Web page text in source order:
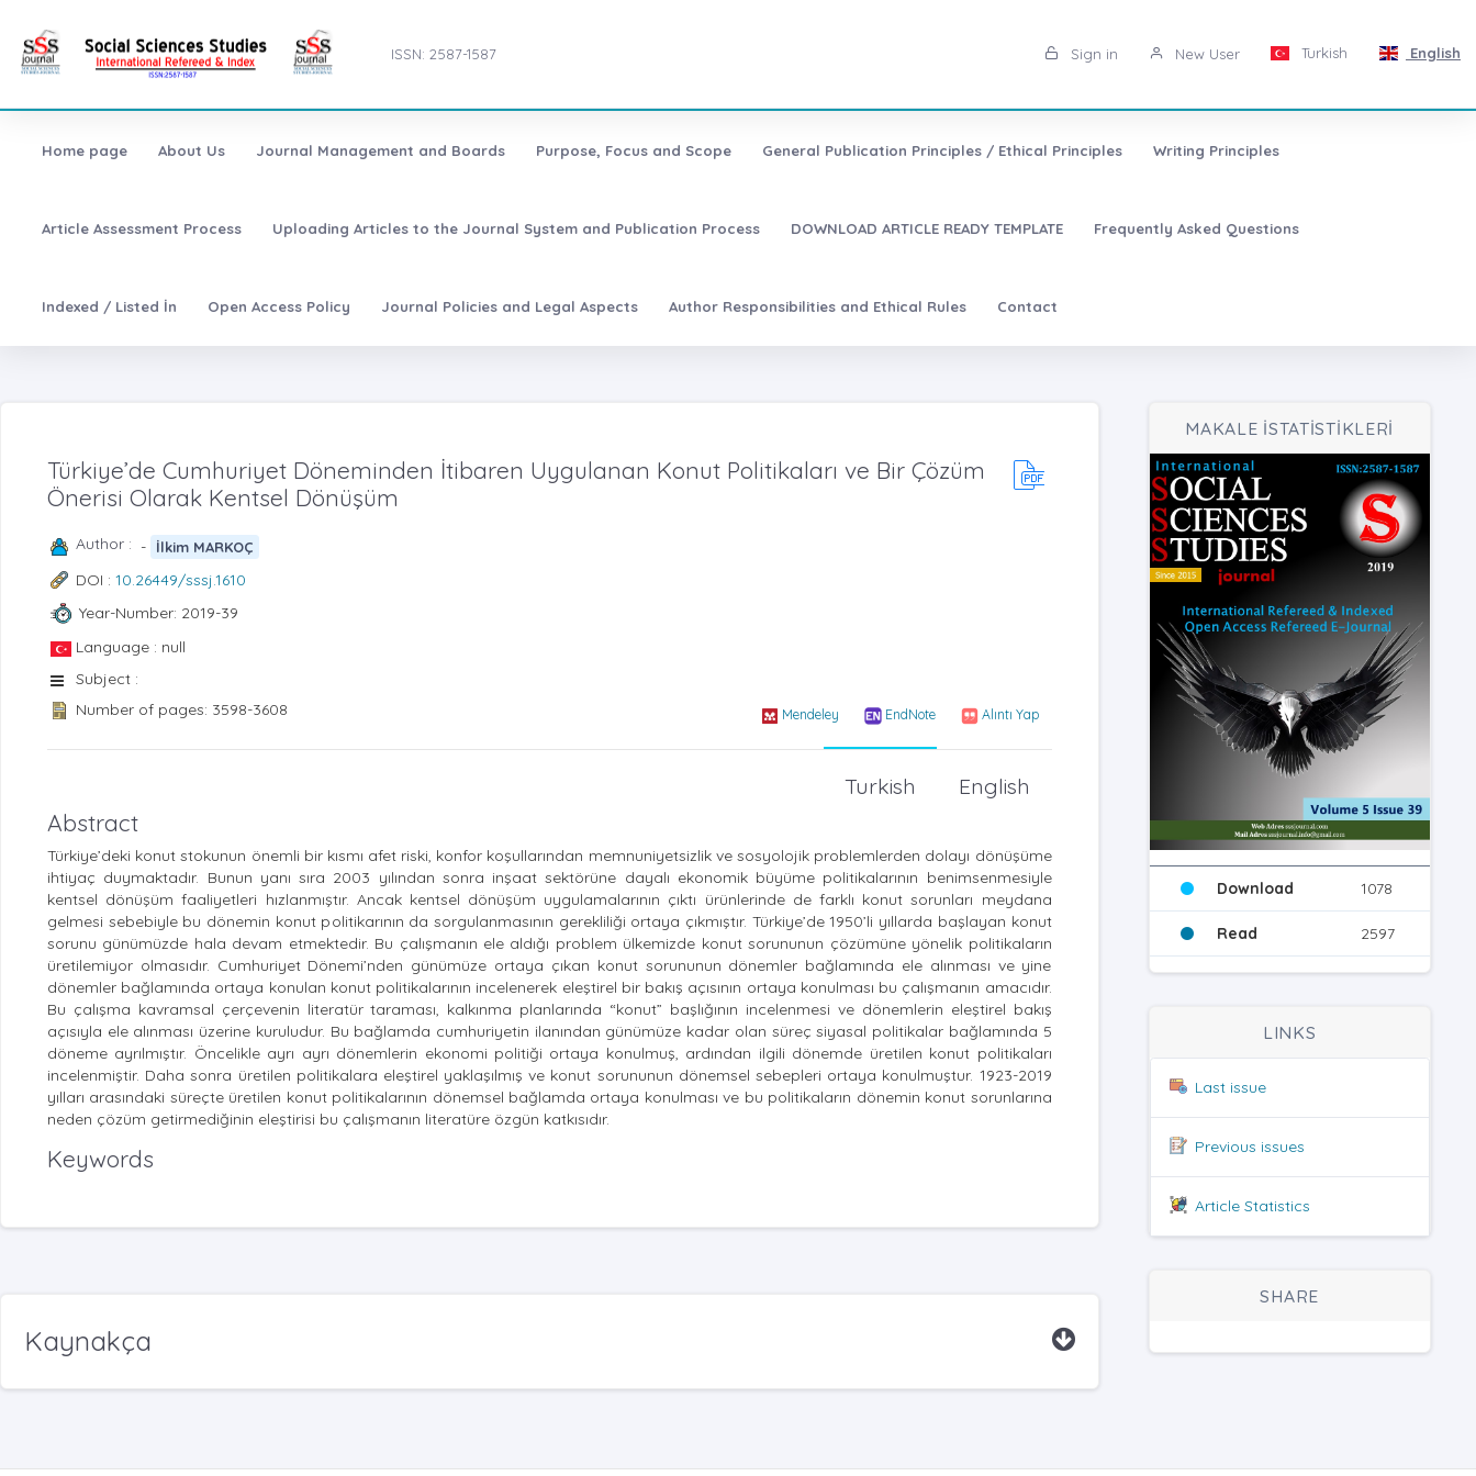
ISSN: 2587-1587 Sign in New User Turkish English
Home page About Us Journal Management and Boards Purpose, Focus and Scope General Publication Principles / Ethical Principles Writing Principles
Article Assessment Process Uploading Articles to the Journal System and Publication Process DOWNLOAD ARTICLE READY TEMPLATE Frequently Asked Questions
Indexed / Listed İn Open Access Policy Journal Policies and Legal Aspects Author Responsibilities and Ethical Rules Contact
Türkiye’de Cumhuriyet Döneminden İtibaren Uygulanan Konut Politikaları ve Bir Çözüm
Önerisi Olarak Kentsel Dönüşüm
Author : - İlkim MARKOÇ
DOI : 10.26449/sssj.1610
Year-Number: 2019-39
Language : null
Subject :
Number of pages: 3598-3608
Mendeley EndNote Alıntı Yap
English
Turkish
Abstract
Türkiye’deki konut stokunun önemli bir kısmı afet riski, konfor koşullarından memnuniyetsizlik ve sosyolojik problemlerden dolayı dönüşüme
ihtiyaç duymaktadır. Bunun yanı sıra 2003 yılından sonra inşaat sektörüne dayalı ekonomik büyüme politikalarının benimsenmesiyle
kentsel dönüşüm faaliyetleri hızlanmıştır. Ancak kentsel dönüşüm uygulamalarının çıktı ürünlerinde de farklı konut sorunları meydana
gelmesi sebebiyle bu dönemin konut politikarının da sorgulanmasının gerekliliği ortaya çıkmıştır. Türkiye’de 1950’li yıllarda başlayan konut
sorunu günümüzde hala devam etmektedir. Bu çalışmanın ele aldığı problem ülkemizde konut sorununun çözümüne yönelik politikaların
üretilemiyor olmasıdır. Cumhuriyet Dönemi’nden günümüze ortaya çıkan konut sorununun dönemler bağlamında ele alınması ve yine
dönemler bağlamında ortaya konulan konut politikalarının incelenerek eleştirel bir bakış açısının ortaya konulması bu çalışmanın amacıdır.
Bu çalışma kavramsal çerçevenin literatür taraması, kalkınma planlarında “konut” başlığının incelenmesi ve dönemlerin eleştirel bakış
açısıyla ele alınması üzerine kuruludur. Bu bağlamda cumhuriyetin ilanından günümüze kadar olan süreç siyasal politikalar bağlamında 5
döneme ayrılmıştır. Öncelikle ayrı ayrı dönemlerin ekonomi politiği ortaya konulmuş, ardından ilgili dönemde üretilen konut politikaları
incelenmiştir. Daha sonra üretilen politikalara eleştirel yaklaşılmış ve konut sorununun dönemsel sebepleri ortaya konulmuştur. 1923-2019
yılları arasındaki süreçte üretilen konut politikalarının dönemsel bağlamda ortaya konulması ve bu politikaların dönemin konut sorunlarına
neden çözüm getirmediğinin eleştirisi bu çalışmanın literatüre özgün katkısıdır.
Keywords
Kaynakça
MAKALE İSTATİSTİKLERİ
Download 1078
Read 2597
LINKS
Last issue
Previous issues
Article Statistics
SHARE